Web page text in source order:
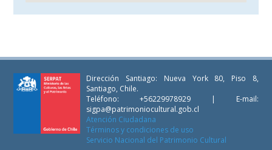
Dirección Santiago: Nueva York 80, Piso 8,
Santiago, Chile.
Teléfono: +56229978929 | E-mail:
sigpa@patrimoniocultural.gob.cl
Atención Ciudadana
Términos y condiciones de uso
Servicio Nacional del Patrimonio Cultural